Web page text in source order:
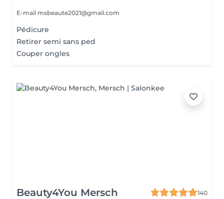
E-mail msbeaute2021@gmail.com
Pédicure
Retirer semi sans ped
Couper ongles
Beauty4You Mersch
140